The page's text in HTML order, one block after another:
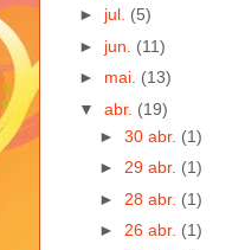
► jul. (5)
► jun. (11)
► mai. (13)
▼ abr. (19)
► 30 abr. (1)
► 29 abr. (1)
► 28 abr. (1)
► 26 abr. (1)